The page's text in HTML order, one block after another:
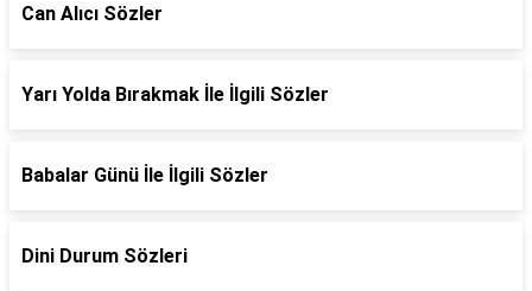
Can Alıcı Sözler
Yarı Yolda Bırakmak İle İlgili Sözler
Babalar Günü İle İlgili Sözler
Dini Durum Sözleri